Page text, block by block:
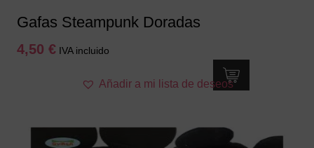
Gafas Steampunk Doradas
4,50 € IVA incluido
Añadir a mi lista de deseos